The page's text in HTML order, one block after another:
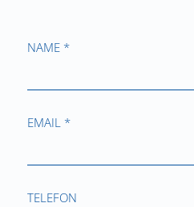
NAME *
EMAIL *
TELEFON